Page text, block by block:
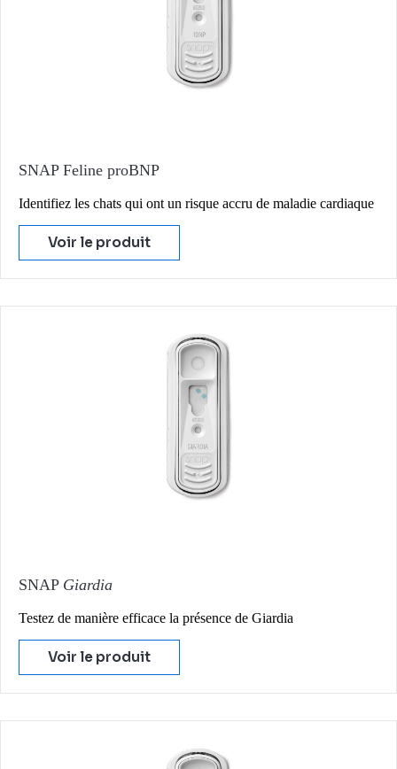
SNAP Feline proBNP
Identifiez les chats qui ont un risque accru de maladie cardiaque
Voir le produit
SNAP Giardia
Testez de manière efficace la présence de Giardia
Voir le produit